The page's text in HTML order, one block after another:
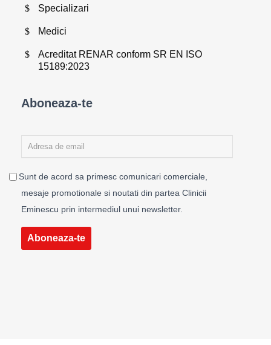
Specializari
Medici
Acreditat RENAR conform SR EN ISO
15189:2023
Aboneaza-te
Sunt de acord sa primesc comunicari comerciale,
mesaje promotionale si noutati din partea Clinicii
Eminescu prin intermediul unui newsletter.
Aboneaza-te